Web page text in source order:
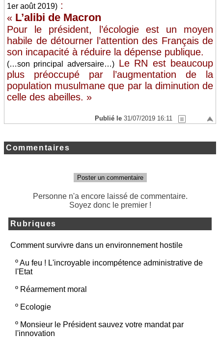
1er août 2019) :
« L’alibi de Macron
Pour le président, l’écologie est un moyen
habile de détourner l’attention des Français de
son incapacité à réduire la dépense publique.
(…son principal adversaire…)Le RN est beaucoup
plus préoccupé par l’augmentation de la
population musulmane que par la diminution de
celle des abeilles. »
Publié le 31/07/2019 16:11
Commentaires
Poster un commentaire
Personne n'a encore laissé de commentaire.
Soyez donc le premier !
Rubriques
Comment survivre dans un environnement hostile
ºAu feu ! L'incroyable incompétence administrative de
l'Etat
º Réarmement moral
º Ecologie
º Monsieur le Président sauvez votre mandat par
l'innovation